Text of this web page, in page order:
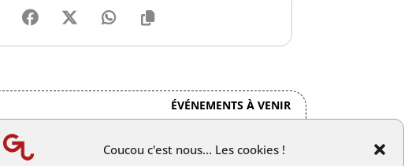
Coucou c'est nous... Les cookies !
ÉVÉNEMENTS À VENIR